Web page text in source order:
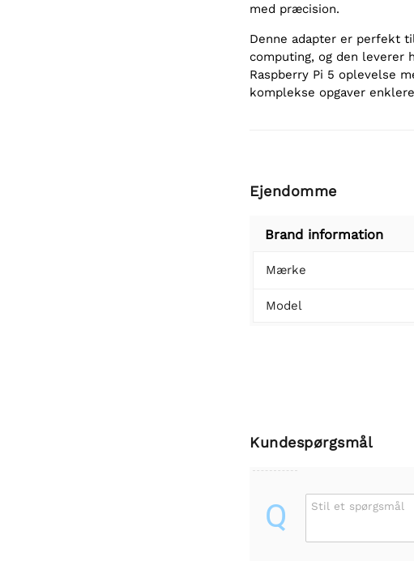
med præcision.
Denne adapter er perfekt
computing, og den leverer
Raspberry Pi 5 oplevelse
komplekse opgaver
Ejendomme
Brand information
Mærke
Model
Kundespørgsmål
Q Stil et spørgsmål